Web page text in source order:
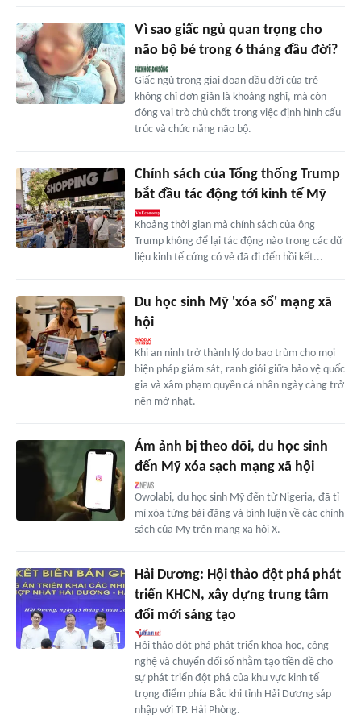
Vì sao giấc ngủ quan trọng cho
não bộ bé trong 6 tháng đầu đời?
Giấc ngủ trong giai đoạn đầu đời của trẻ
không chỉ đơn giản là khoảng nghỉ, mà còn
đóng vai trò chủ chốt trong việc định hình cấu
trúc và chức năng não bộ.
Chính sách của Tổng thống Trump
bắt đầu tác động tới kinh tế Mỹ
Khoảng thời gian mà chính sách của ông
Trump không để lại tác động nào trong các dữ
liệu kinh tế cứng có vẻ đã đi đến hồi kết...
Du học sinh Mỹ 'xóa sổ' mạng xã
hội
Khi an ninh trở thành lý do bao trùm cho mọi
biện pháp giám sát, ranh giới giữa bảo vệ quốc
gia và xâm phạm quyền cá nhân ngày càng trở
nên mờ nhạt.
Ám ảnh bị theo dõi, du học sinh
đến Mỹ xóa sạch mạng xã hội
Owolabi, du học sinh Mỹ đến từ Nigeria, đã tỉ
mỉ xóa từng bài đăng và bình luận về các chính
sách của Mỹ trên mạng xã hội X.
Hải Dương: Hội thảo đột phá phát
triển KHCN, xây dựng trung tâm
đổi mới sáng tạo
Hội thảo đột phá phát triển khoa học, công
nghệ và chuyển đổi số nhằm tạo tiền đề cho
sự phát triển đột phá của khu vực kinh tế
trọng điểm phía Bắc khi tỉnh Hải Dương sáp
nhập với TP. Hải Phòng.